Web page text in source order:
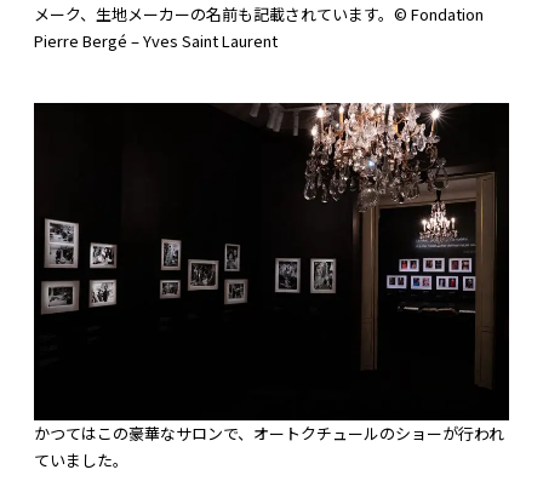
メーク、生地メーカーの名前も記載されています。© Fondation
Pierre Bergé – Yves Saint Laurent
かつてはこの豪華なサロンで、オートクチュールのショーが行われ
ていました。